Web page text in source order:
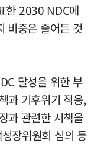
한 2030 NDC에
비중은 줄어든 것
달성을 위한 부
과 기후위기 적응,
과 관련한 시책을
장위원회 심의 등